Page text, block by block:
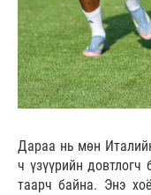
Дараа нь мөн
ч үзүүрийн
таарч байна. Энэ